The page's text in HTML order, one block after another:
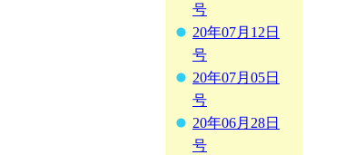
号
20年07月12日
号
20年07月05日
号
20年06月28日
号